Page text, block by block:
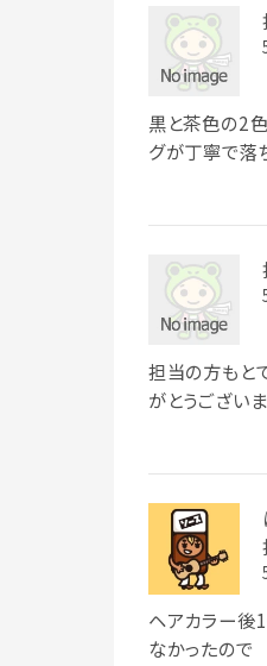
黒と茶色の2
グが丁寧で落
担当の方もと
がとうございま
ヘアカラー後
なかったので